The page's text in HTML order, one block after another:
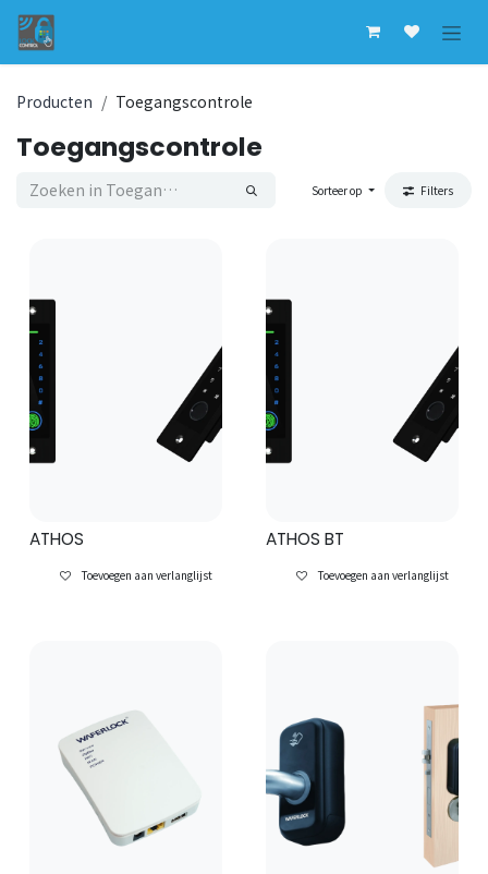
Producten Toegangscontrole
Toegangscontrole
Sorteer op Filters
ATHOS
Toevoegen aan verlanglijst
ATHOS BT
Toevoegen aan verlanglijst